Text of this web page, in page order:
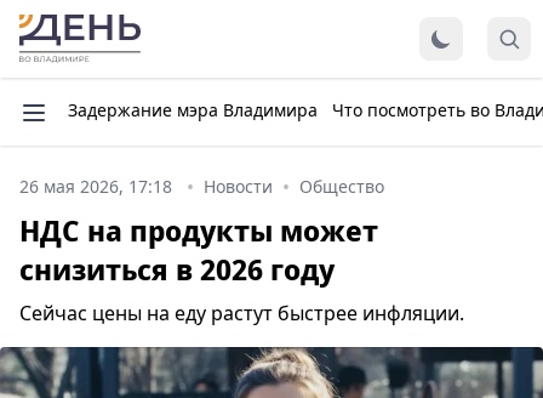
Задержание мэра Владимира Что посмотреть во
26 мая 2026, 17:18 Новости Общество
НДС на продукты может
снизиться в 2026 году
Сейчас цены на еду растут быстрее инфляции.